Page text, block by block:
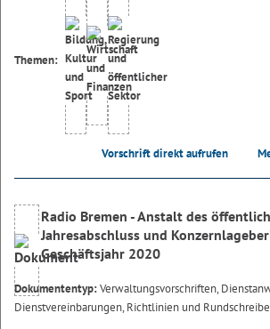
Themen:
Vorschrift direkt aufrufen
Radio Bremen - Anstalt des
Jahresabschluss und
Geschäftsjahr 2020
Dokumententyp:Verwaltungsvorschriften,
Dienstvereinbarungen, Richtlinien und